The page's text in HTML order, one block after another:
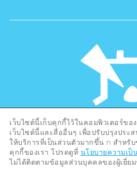
©Hiroshima Tourism
Hiroshima Prefecture /
All rights
เว็บไซต์นี้เก็บคุกกี้ไว้ในคอมพิวเตอร์ข
เว็บไซต์นี้และสื่ออื่นๆ เพื่อปรับปรุงประ
ให้บริการที่เป็นส่วนตัวมากขึ้น n สำหรับ
คุกกี้ของเรา โปรดดูที่ นโยบายความเ
ไม่ได้ติดตามข้อมูลส่วนบุคคลของผู้เยี่ย